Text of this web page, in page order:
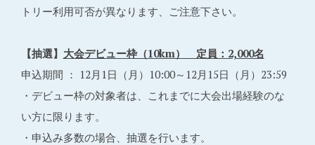
トリー利用可否が異なります、ご注意下さい。
【抽選】 大会デビュー枠（10km） 定員：2,000名
申込期間 ： 12月1日（月）10:00～12月15日（月）23:59
・デビュー枠の対象者は、これまでに大会出場経験のな
い方に限ります。
・申込み多数の場合、抽選を行います。